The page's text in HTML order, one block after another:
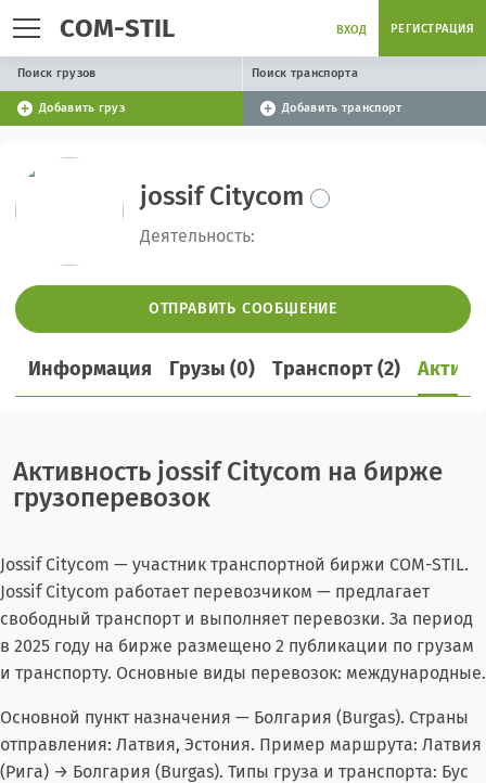
COM-STIL ВХОД РЕГИСТРАЦИЯ
Поиск грузов Поиск транспорта
Добавить груз Добавить транспорт
jossif Citycom
Деятельность:
ОТПРАВИТЬ СООБЩЕНИЕ
Информация Грузы (0) Транспорт (2)
Активность jossif Citycom на бирже
грузоперевозок
Jossif Citycom — участник транспортной биржи COM-STIL.
Jossif Citycom работает перевозчиком — предлагает
свободный транспорт и выполняет перевозки. За период
в 2025 году на бирже размещено 2 публикации по грузам
и транспорту. Основные виды перевозок: международные.
Основной пункт назначения — Болгария (Burgas). Страны
отправления: Латвия, Эстония. Пример маршрута: Латвия
(Рига) → Болгария (Burgas). Типы груза и транспорта: Бус